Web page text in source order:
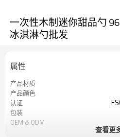
一次性木制迷你甜品勺
冰淇淋勺批发
属性
产品材质
产品颜色
认证
包装
OEM & ODM
查看更